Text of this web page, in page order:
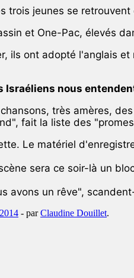
trois jeunes se
et One-Pac, élevés
ils ont adopté l'anglais
Israéliens nous
très amères,
fait la liste des
Le matériel
sera ce soir-là un
avons un rêve",
- parClaudine Douillet.